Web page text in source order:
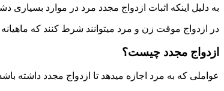
به دلیل اینکه اثبات ازدواج مجدد مرد در موارد بسیاری
در ازدواج موقت زن و مرد میتوانند شرط کنند که
ازدواج مجدد چیست؟
عواملی که به مرد اجازه میدهد تا ازدواج مجدد داشته